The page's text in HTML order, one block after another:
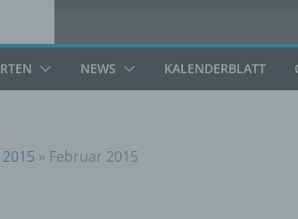
✓
NEWS KALENDERBLATT
» Februar 2015